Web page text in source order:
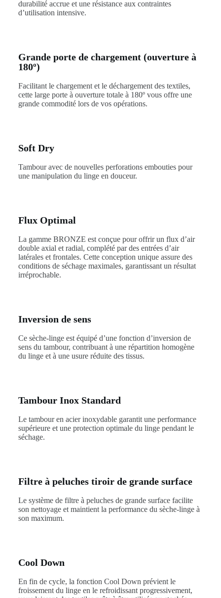
durabilité accrue et une résistance aux contraintes
d’utilisation intensive.
Grande porte de chargement (ouverture à
180º)
Facilitant le chargement et le déchargement des textiles,
cette large porte à ouverture totale à 180º vous offre une
grande commodité lors de vos opérations.
Soft Dry
Tambour avec de nouvelles perforations embouties pour
une manipulation du linge en douceur.
Flux Optimal
La gamme BRONZE est conçue pour offrir un flux d’air
double axial et radial, complété par des entrées d’air
latérales et frontales. Cette conception unique assure des
conditions de séchage maximales, garantissant un résultat
irréprochable.
Inversion de sens
Ce sèche-linge est équipé d’une fonction d’inversion de
sens du tambour, contribuant à une répartition homogène
du linge et à une usure réduite des tissus.
Tambour Inox Standard
Le tambour en acier inoxydable garantit une performance
supérieure et une protection optimale du linge pendant le
séchage.
Filtre à peluches tiroir de grande surface
Le système de filtre à peluches de grande surface facilite
son nettoyage et maintient la performance du sèche-linge à
son maximum.
Cool Down
En fin de cycle, la fonction Cool Down prévient le
froissement du linge en le refroidissant progressivement,